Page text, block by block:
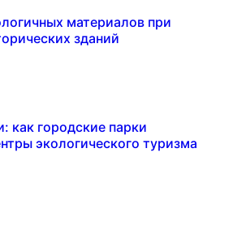
материалов при
зданий
как городские парки
экологического туризма